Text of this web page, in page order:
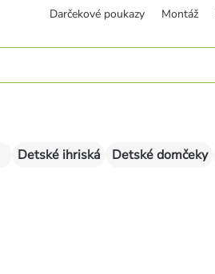
Darčekové poukazy Montáž
Detské ihriská Detské domčeky